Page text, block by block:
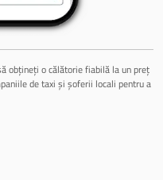
obțineți o călătorie fiabilă la un preț
de taxi și șoferii locali pentru a